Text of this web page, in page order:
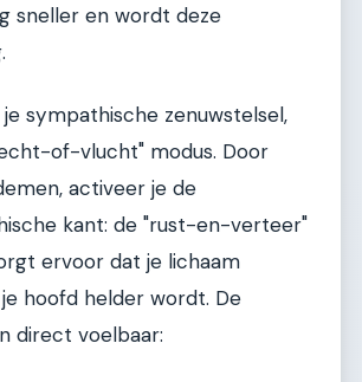
sneller en wordt deze
sympathische zenuwstelsel,
of-vlucht" modus. Door
activeer je de
kant: de "rust-en-verteer"
ervoor dat je lichaam
hoofd helder wordt. De
direct voelbaar: